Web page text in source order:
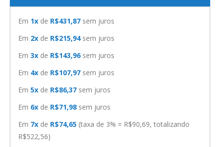
Em 1x de R$431,87 sem juros
Em 2x de R$215,94 sem juros
Em 3x de R$143,96 sem juros
Em 4x de R$107,97 sem juros
Em 5x de R$86,37 sem juros
Em 6x de R$71,98 sem juros
Em 7x de R$74,65 (taxa de 3% = R$90,69, totalizando
R$522,56)